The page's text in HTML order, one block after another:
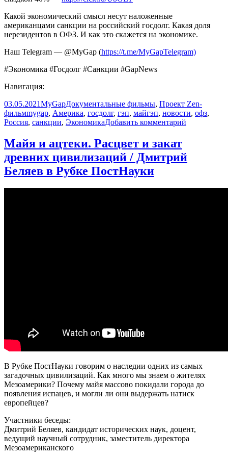
Какой экономический смысл несут наложенные
американцами санкции на российский госдолг. Какая доля
нерезидентов в ОФЗ. И как это скажется на экономике.
Наш Telegram — @MyGap (https://t.me/MyGapTelegram)
#Экономика #Госдолг #Санкции #GapNews
Навигация:
Опубликовано
03.05.2021Автор
MyGapРубрики
Документальные фильмы, Проект Zen-
фильмМетки
mygap, Америка, госдолг, гэп, майгэп, новости, офз,
Россия, санкции, ЭкономикаДобавить комментарий
санкции
Майя и ацтеки. Расцвет и закат
древних цивилизаций / Дмитрий
Беляев в Рубке ПостНауки
В Рубке ПостНауки говорим о наследии одних из самых
загадочных цивилизаций. Как много мы знаем о жителях
Мезоамерики? Почему майя массово покидали города до
появления испацев, и могли ли они выдержать натиск
европейцев?
Участники беседы:
Дмитрий Беляев, кандидат исторических наук, доцент,
ведущий научный сотрудник, заместитель директора
Мезоамериканского